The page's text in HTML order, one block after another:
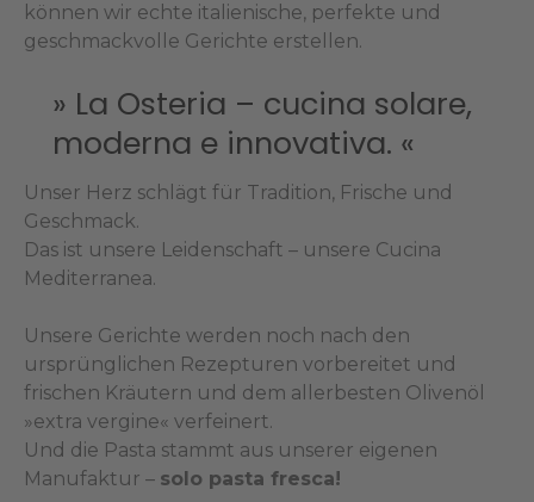
können wir echte italienische, perfekte und
geschmackvolle Gerichte erstellen.
» La Osteria – cucina solare,
moderna e innovativa. «
Unser Herz schlägt für Tradition, Frische und
Geschmack.
Das ist unsere Leidenschaft – unsere Cucina
Mediterranea.
Unsere Gerichte werden noch nach den
ursprünglichen Rezepturen vorbereitet und
frischen Kräutern und dem allerbesten Olivenöl
»extra vergine« verfeinert.
Und die Pasta stammt aus unserer eigenen
Manufaktur – solo pasta fresca!